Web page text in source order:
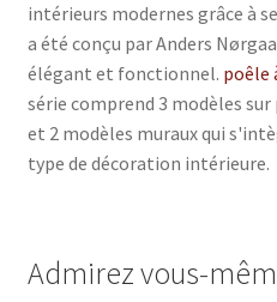
intérieurs modernes grâce à
a été conçu par Anders
élégant et fonctionnel. poêle
série comprend 3 modèles
et 2 modèles muraux qui
type de décoration intérieure.
Admirez vous-